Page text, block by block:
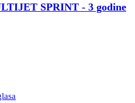
SPRINT - 3 godine